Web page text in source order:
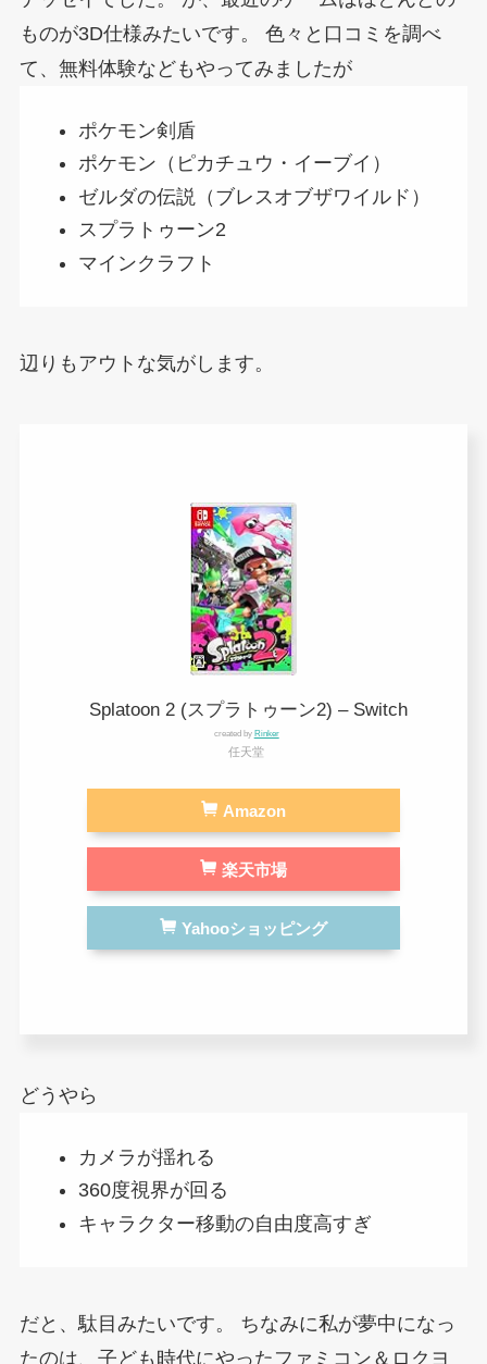
ものが3D仕様みたいです。 色々と口コミを調べ
て、無料体験などもやってみましたが
ポケモン剣盾
ポケモン（ピカチュウ・イーブイ）
ゼルダの伝説（ブレスオブザワイルド）
スプラトゥーン2
マインクラフト
辺りもアウトな気がします。
Splatoon 2 (スプラトゥーン2) – Switch
created by Rinker
任天堂
Amazon
楽天市場
Yahooショッピング
どうやら
カメラが揺れる
360度視界が回る
キャラクター移動の自由度高すぎ
だと、駄目みたいです。 ちなみに私が夢中になっ
たのは、子ども時代にやったファミコン＆ロクヨ